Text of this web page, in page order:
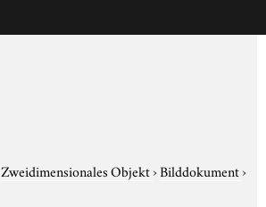
Zweidimensionales Objekt›Bilddokument›